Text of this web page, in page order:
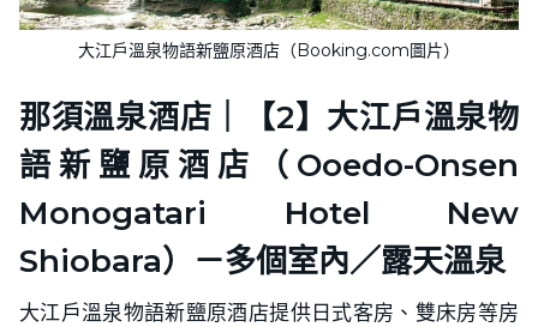
大江戶溫泉物語新鹽原酒店（Booking.com圖片）
那須溫泉酒店｜【2】大江戶溫泉物
語新鹽原酒店（Ooedo-Onsen
Monogatari Hotel New
Shiobara）－多個室內／露天溫泉
大江戶溫泉物語新鹽原酒店提供日式客房、雙床房等房